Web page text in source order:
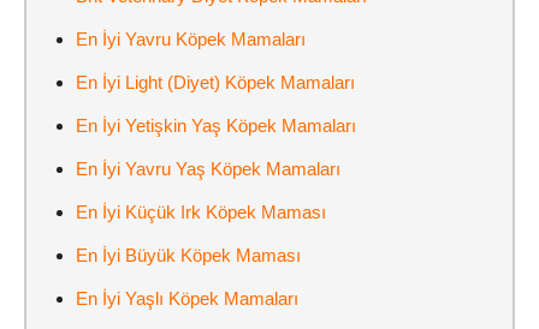
En İyi Yavru Köpek Mamaları
En İyi Light (Diyet) Köpek Mamaları
En İyi Yetişkin Yaş Köpek Mamaları
En İyi Yavru Yaş Köpek Mamaları
En İyi Küçük Irk Köpek Maması
En İyi Büyük Köpek Maması
En İyi Yaşlı Köpek Mamaları